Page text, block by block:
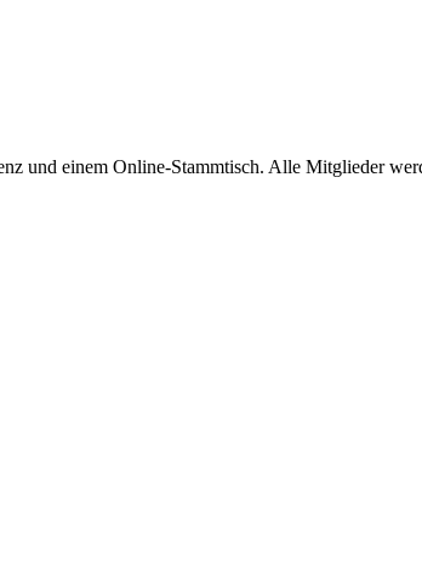
und einem Online-Stammtisch. Alle Mitglieder